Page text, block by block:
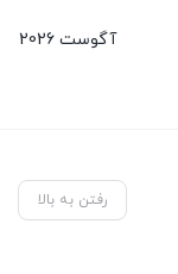
آگوست 2026
رفتن به بالا